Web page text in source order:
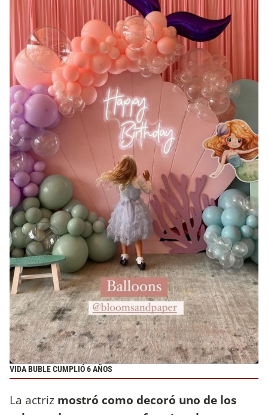
VIDA BUBLE CUMPLIÓ 6 AÑOS
La actriz mostró como decoró uno de los